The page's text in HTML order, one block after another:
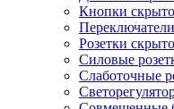
Кнопки
Розетки
Силовые
Слаботочные